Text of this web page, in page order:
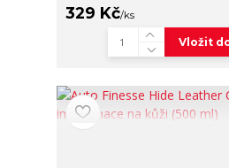
329 Kč/ks
Vložit